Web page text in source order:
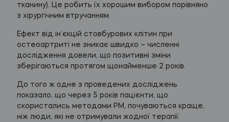
тканину). Це робить їх хорошим вибором порівняно
з хірургічним втручанням.
Ефект від ін’єкцій стовбурових клітин при
остеоартриті не зникає швидко – численні
дослідження довели, що позитивні зміни
зберігаються протягом щонайменше 2 років.
До того ж одне з проведених досліджень
показало, що через 5 років пацієнти, що
скористались методами РМ, почуваються краще,
ніж люди, які не отримували жодної терапії.